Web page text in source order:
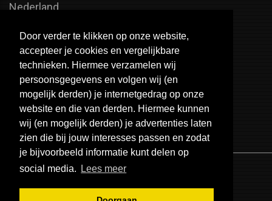
Door verder te klikken op onze website,
accepteer je cookies en vergelijkbare
technieken. Hiermee verzamelen wij
persoonsgegevens en volgen wij (en
mogelijk derden) je internetgedrag op onze
website en die van derden. Hiermee kunnen
wij (en mogelijk derden) je advertenties laten
zien die bij jouw interesses passen en zodat
je bijvoorbeeld informatie kunt delen op
social media.
Lees meer
Nederland
+31 598 - 320 402
Telefoonnummer:
+31 598 - 350 330
Email:
info@usa-engines.com